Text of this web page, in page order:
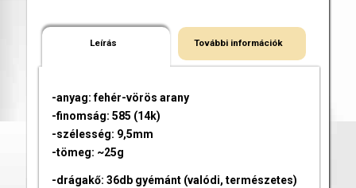
Leírás További információk
-anyag: fehér-vörös arany
-finomság: 585 (14k)
-szélesség: 9,5mm
-tömeg: ~25g
-drágakő: 36db gyémánt (valódi, természetes)